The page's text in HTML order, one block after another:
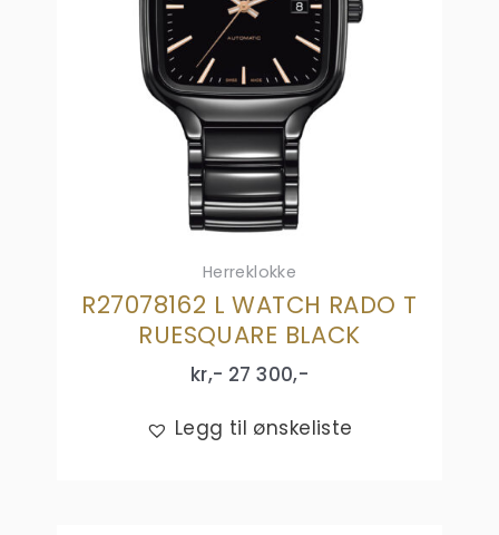
Herreklokke
R27078162 L WATCH RADO T
RUESQUARE BLACK
kr,- 27 300,-
Legg til ønskeliste